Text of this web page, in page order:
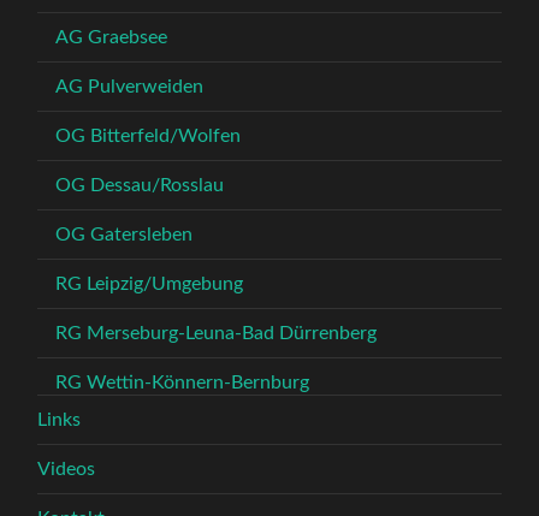
AG Graebsee
AG Pulverweiden
OG Bitterfeld/Wolfen
OG Dessau/Rosslau
OG Gatersleben
RG Leipzig/Umgebung
RG Merseburg-Leuna-Bad Dürrenberg
RG Wettin-Könnern-Bernburg
Links
Videos